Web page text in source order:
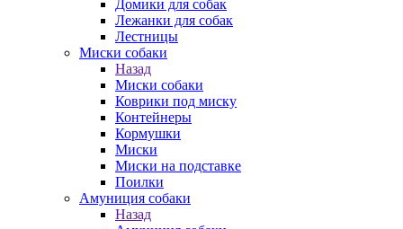
Домики для собак
Лежанки для собак
Лестницы
Миски собаки
Назад
Миски собаки
Коврики под миску
Контейнеры
Кормушки
Миски
Миски на подставке
Поилки
Амуниция собаки
Назад